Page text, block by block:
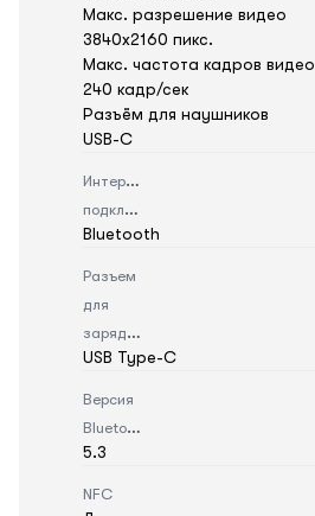
Макс. разрешение видео
3840x2160 пикс.
Макс. частота кадров видео
240 кадр/сек
Разъём для наушников
USB-C
Интерфейс
подключения
Bluetooth
Разъем
для
зарядки
USB Type-C
Версия
Bluetooth
5.3
NFC